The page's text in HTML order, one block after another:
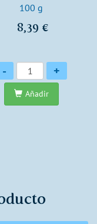
100 g
8,39 €
Cantidad
- +
Añadir